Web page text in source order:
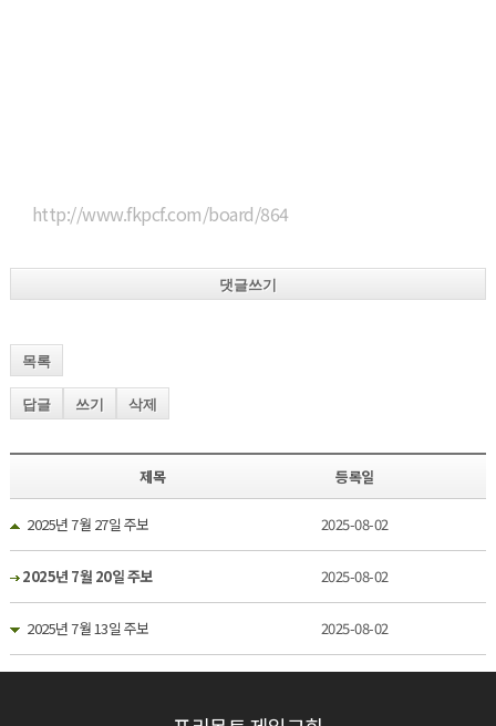
http://www.fkpcf.com/board/864
댓글쓰기
목록
답글 쓰기 삭제
제목 등록일
2025년 7월 27일 주보 2025-08-02
2025년 7월 20일 주보 2025-08-02
2025년 7월 13일 주보 2025-08-02